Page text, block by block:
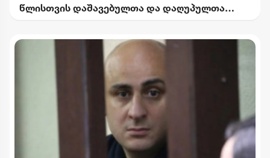
წლისთვის დაშავებულთა და დაღუპულთა
ითვალისწინებს